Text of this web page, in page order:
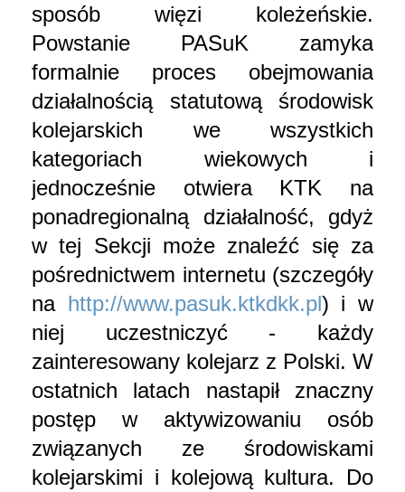
sposób więzi koleżeńskie.
Powstanie PASuK zamyka
formalnie proces obejmowania
działalnością statutową środowisk
kolejarskich we wszystkich
kategoriach wiekowych i
jednocześnie otwiera KTK na
ponadregionalną działalność, gdyż
w tej Sekcji może znaleźć się za
pośrednictwem internetu (szczegóły
na http://www.pasuk.ktkdkk.pl) i w
niej uczestniczyć - każdy
zainteresowany kolejarz z Polski. W
ostatnich latach nastapił znaczny
postęp w aktywizowaniu osób
związanych ze środowiskami
kolejarskimi i kolejową kultura. Do